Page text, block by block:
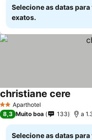
Selecione as datas
exatos.
2 EstrelasAparthotel
christiane cere
8,3 Muito boa 133 a
Selecione as datas